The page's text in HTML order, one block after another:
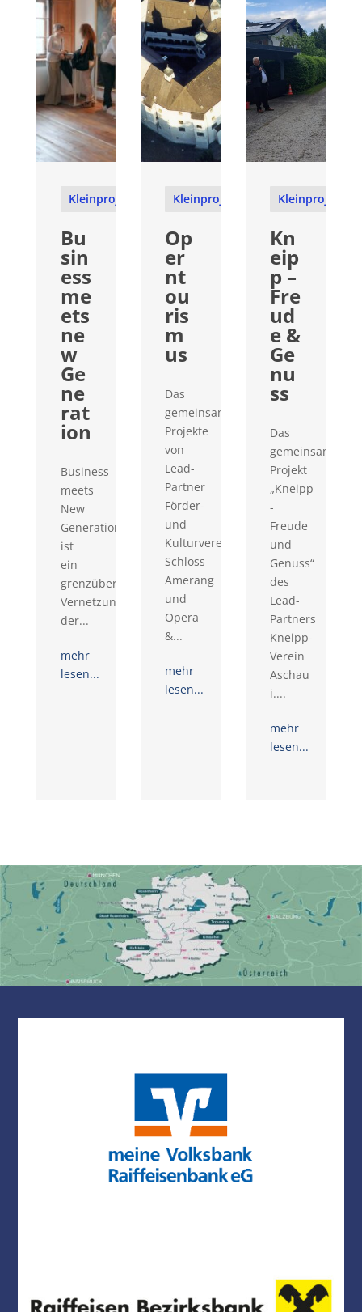
Kleinprojekte
Bu
sin
ess
me
ets
ne
w
Ge
ne
rat
ion
Business
meets
New
Generation
ist
ein
grenzüberschreitendes
Vernetzungsprojekt
der...
mehr
lesen...
Kleinprojekte
Op
er
nt
ou
ris
m
us
Das
gemeinsame
Projekte
von
Lead-
Partner
Förder-
und
Kulturverein
Schloss
Amerang
und
Opera
&...
mehr
lesen...
Kleinprojekte
Kn
eip
p –
Fre
ud
e &
Ge
nu
ss
Das
gemeinsame
Projekt
„Kneipp
-
Freude
und
Genuss“
des
Lead-
Partners
Kneipp-
Verein
Aschau
i....
mehr
lesen...